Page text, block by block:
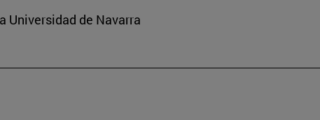
Universidad de Navarra